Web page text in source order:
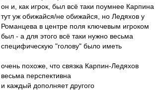
он и, как игрок, был всё таки поумнее Карпина
тут уж обижайся/не обижайся, но Ледяхов у
Романцева в центре поля ключевым игроком
был - а для этого всё таки нужно весьма
специфическую "голову" было иметь
очень похоже, что связка Карпин-Ледяхов
весьма перспективна
и каждый дополняет другого